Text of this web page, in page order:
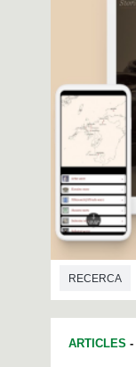
RECERCA
ARTICLES -